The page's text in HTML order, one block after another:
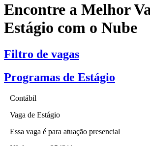
Encontre a Melhor
Estágio com o Nube
Filtro de vagas
Programas de Estágio
Contábil
Vaga de Estágio
Essa vaga é para atuação presencial